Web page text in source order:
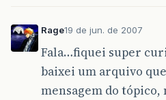
Rage19 de jun. de 2007
Fala…fiquei super
baixei um arquivo
mensagem do tópico,